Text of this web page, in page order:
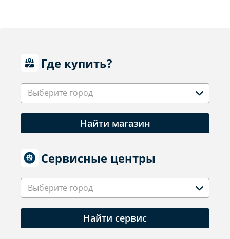
Где купить?
Выберите город
Найти магазин
Сервисные центры
Выберите город
Найти сервис